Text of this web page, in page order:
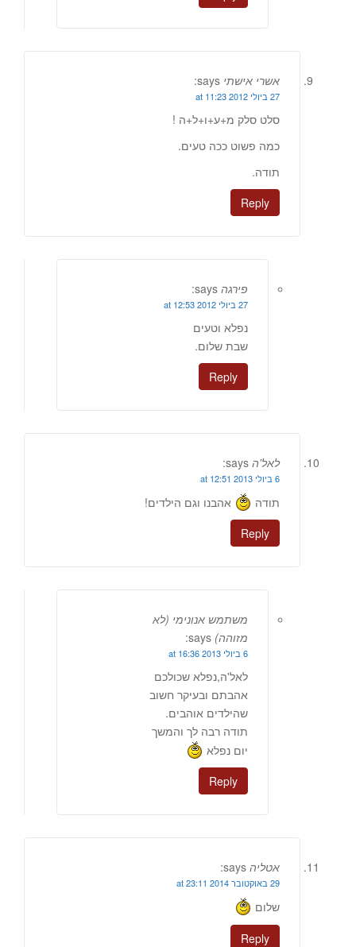
אשרי אישתי says:
27 ביולי 2012 at 11:23
סלט סלק מ+ע+ו+ל+ה !
כמה פשוט ככה טעים.
תודה.
Reply
פירגה says:
27 ביולי 2012 at 12:53
נפלא וטעים
שבת שלום.
Reply
לאל'ה says:
6 ביולי 2013 at 12:51
תודה
אהבנו וגם הילדים!
Reply
משתמש אנונימי (לא
מזוהה) says:
6 ביולי 2013 at 16:36
לאל'ה,נפלא שכולכם
אהבתם ובעיקר חשוב
שהילדים אוהבים.
תודה רבה לך והמשך
יום נפלא
Reply
אטליה says:
29 באוקטובר 2014 at 23:11
שלום
Reply